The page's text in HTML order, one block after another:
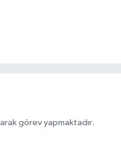
görev yapmaktadır.